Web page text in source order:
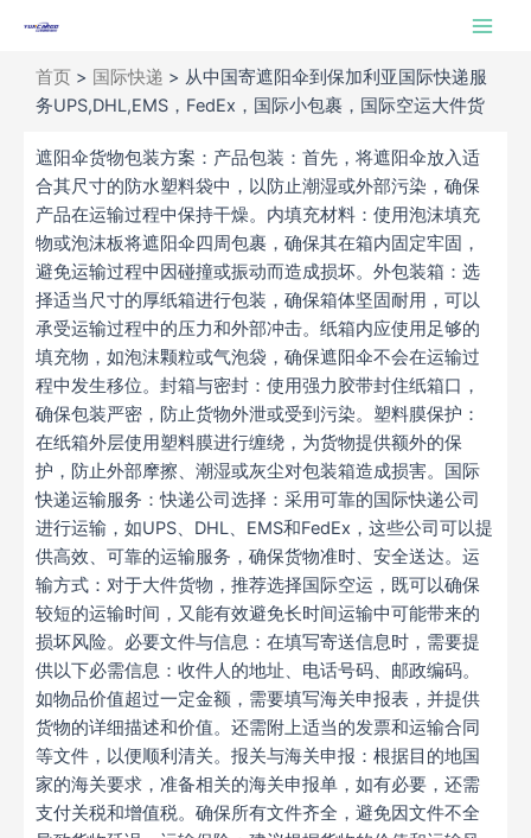
Main
首页 > 国际快递 > 从中国寄遮阳伞到保加利亚国际快递服
务UPS,DHL,EMS，FedEx，国际小包裹，国际空运大件货
遮阳伞货物包装方案：产品包装：首先，将遮阳伞放入适
合其尺寸的防水塑料袋中，以防止潮湿或外部污染，确保
产品在运输过程中保持干燥。内填充材料：使用泡沫填充
物或泡沫板将遮阳伞四周包裹，确保其在箱内固定牢固，
避免运输过程中因碰撞或振动而造成损坏。外包装箱：选
择适当尺寸的厚纸箱进行包装，确保箱体坚固耐用，可以
承受运输过程中的压力和外部冲击。纸箱内应使用足够的
填充物，如泡沫颗粒或气泡袋，确保遮阳伞不会在运输过
程中发生移位。封箱与密封：使用强力胶带封住纸箱口，
确保包装严密，防止货物外泄或受到污染。塑料膜保护：
在纸箱外层使用塑料膜进行缠绕，为货物提供额外的保
护，防止外部摩擦、潮湿或灰尘对包装箱造成损害。国际
快递运输服务：快递公司选择：采用可靠的国际快递公司
进行运输，如UPS、DHL、EMS和FedEx，这些公司可以提
供高效、可靠的运输服务，确保货物准时、安全送达。运
输方式：对于大件货物，推荐选择国际空运，既可以确保
较短的运输时间，又能有效避免长时间运输中可能带来的
损坏风险。必要文件与信息：在填写寄送信息时，需要提
供以下必需信息：收件人的地址、电话号码、邮政编码。
如物品价值超过一定金额，需要填写海关申报表，并提供
货物的详细描述和价值。还需附上适当的发票和运输合同
等文件，以便顺利清关。报关与海关申报：根据目的地国
家的海关要求，准备相关的海关申报单，如有必要，还需
支付关税和增值税。确保所有文件齐全，避免因文件不全